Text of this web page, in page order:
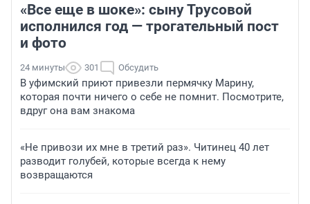
«Все еще в шоке»: сыну Трусовой
исполнился год — трогательный пост
и фото
24 минуты 301 Обсудить
В уфимский приют привезли пермячку Марину,
которая почти ничего о себе не помнит. Посмотрите,
вдруг она вам знакома
«Не привози их мне в третий раз». Читинец 40 лет
разводит голубей, которые всегда к нему
возвращаются